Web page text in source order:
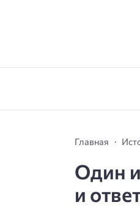
Главная
Один
и